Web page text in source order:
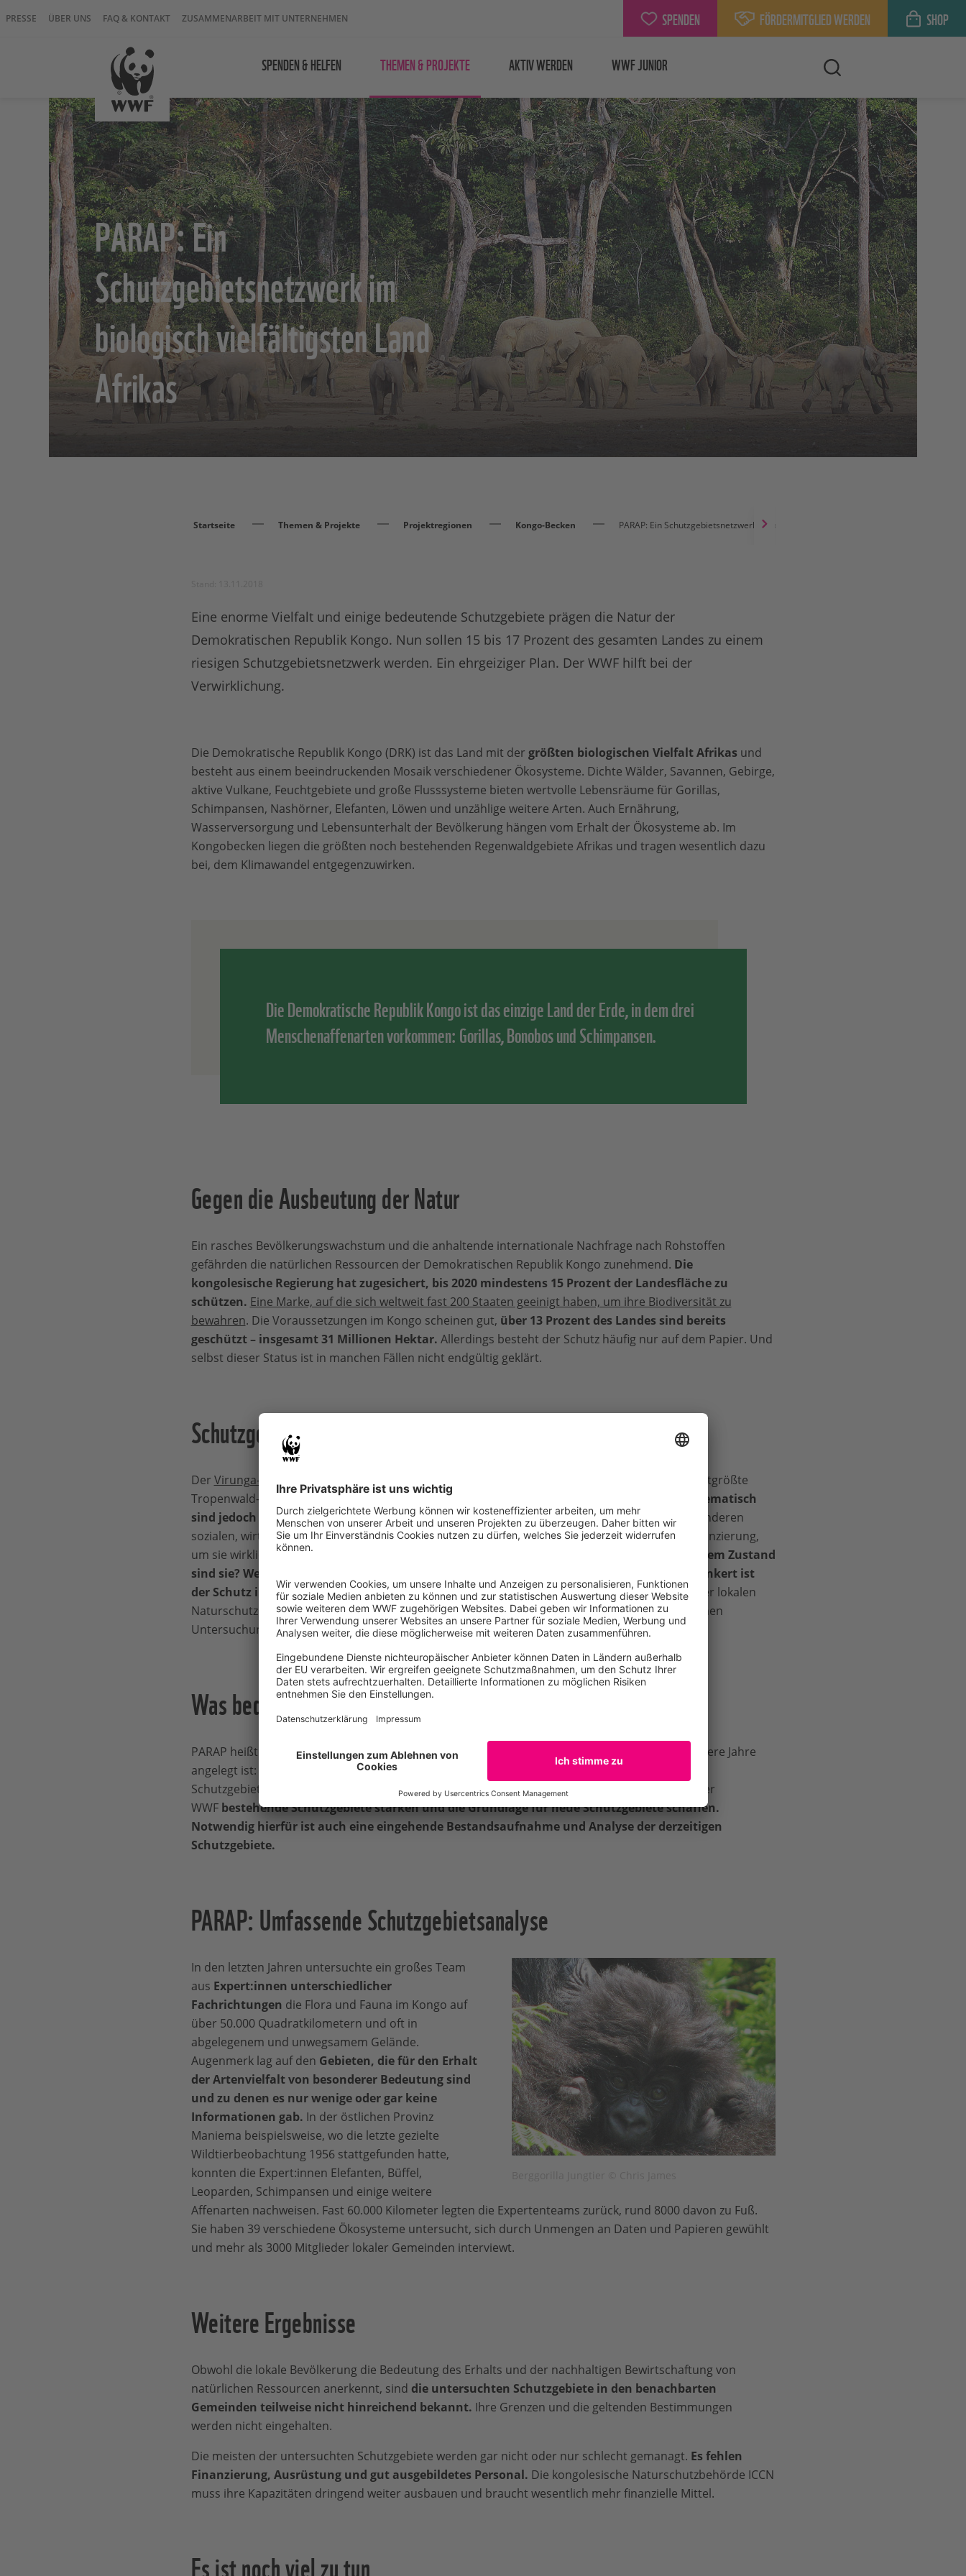
PRESSE ÜBER UNS FAQ & KONTAKT ZUSAMMENARBEIT MIT UNTERNEHMEN SPENDEN FÖRDERMITGLIED WERDEN SHOP
SPENDEN & HELFEN THEMEN & PROJEKTE AKTIV WERDEN WWF JUNIOR
PARAP: Ein
Schutzgebietsnetzwerk im
biologisch vielfältigsten Land
Afrikas
Startseite Themen & Projekte Projektregionen Kongo-Becken PARAP: Ein Schutzgebietsnetzwerk im biologisch vielfältigsten Land Afrikas
Eine enorme Vielfalt und einige bedeutende Schutzgebiete prägen die Natur der
Demokratischen Republik Kongo. Nun sollen 15 bis 17 Prozent des gesamten Landes zu einem
riesigen Schutzgebietsnetzwerk werden. Ein ehrgeiziger Plan. Der WWF hilft bei der
Verwirklichung.
Die Demokratische Republik Kongo (DRK) ist das Land mit der größten biologischen Vielfalt Afrikas und
besteht aus einem beeindruckenden Mosaik verschiedener Ökosysteme. Dichte Wälder, Savannen, Gebirge,
aktive Vulkane, Feuchtgebiete und große Flusssysteme bieten wertvolle Lebensräume für Gorillas,
Schimpansen, Nashörner, Elefanten, Löwen und unzählige weitere Arten. Auch Ernährung,
Wasserversorgung und Lebensunterhalt der Bevölkerung hängen vom Erhalt der Ökosysteme ab. Im
Kongobecken liegen die größten noch bestehenden Regenwaldgebiete Afrikas und tragen wesentlich dazu
bei, dem Klimawandel entgegenzuwirken.
Die Demokratische Republik Kongo ist das einzige Land der Erde, in dem drei
Menschenaffenarten vorkommen: Gorillas, Bonobos und Schimpansen.
Gegen die Ausbeutung der Natur
Ein rasches Bevölkerungswachstum und die anhaltende internationale Nachfrage nach Rohstoffen
gefährden die natürlichen Ressourcen der Demokratischen Republik Kongo zunehmend. Die
kongolesische Regierung hat zugesichert, bis 2020 mindestens 15 Prozent der Landesfläche zu
schützen. Eine Marke, auf die sich weltweit fast 200 Staaten geeinigt haben, um ihre Biodiversität zu
bewahren. Die Voraussetzungen im Kongo scheinen gut, über 13 Prozent des Landes sind bereits
geschützt – insgesamt 31 Millionen Hektar. Allerdings besteht der Schutz häufig nur auf dem Papier. Und
selbst dieser Status ist in manchen Fällen nicht endgültig geklärt.
Schutzgebiete außer Kontrolle
Der Virunga-Nationalpark
war Afrikas erster Nationalpark, der Salonga-Nationalpark ist das drittgrößte
Tropenwald-Schutzgebiet der Erde. Beide liegen in der Demokratischen Republik Kongo.
Problematisch
sind jedoch die weniger bekannten Schutzgebiete: Meist wurden sie vor Jahrzehnten unter anderen
sozialen, wirtschaftlichen und politischen Bedingungen geschaffen und ohne ausreichende Finanzierung,
um sie wirklich zu schützen.
Wo genau verlaufen die Grenzen dieser Schutzgebiete? In welchem Zustand
sind sie? Welche Wildtiere leben hier? Welcher Druck lastet heute auf ihnen? Und wie verankert ist
der Schutz im Bewusstsein der Bevölkerung?Solche Fragen klärt der WWF gemeinsam mit der lokalen
Naturschutzbehörde ICCN(Institut Congolais pour la Conservation de la Nature)in einer ausführlichen
Untersuchung.
Was bedeutet PARAP?
PARAP heißt das Großprojekt zur Schutzgebietsanalyse, das bereits 2011 startete und auf mehrere Jahre
angelegt ist:
Programme d’Appui au Réseau des Aires Protégées
– Programm zur Unterstützung des
Schutzgebietsnetzwerkes. Gemeinsam mit der kongolesischen Naturschutzbehörde ICCN will der
WWF bestehende Schutzgebiete stärken und die Grundlage für neue Schutzgebiete schaffen.
Notwendig hierfür ist auch eine eingehende Bestandsaufnahme und Analyse der derzeitigen
Schutzgebiete.
PARAP: Umfassende Schutzgebietsanalyse
In den letzten Jahren untersuchte ein großes Team
aus Expert:innen unterschiedlicher
Fachrichtungen die Flora und Fauna im Kongo auf
über 50.000 Quadratkilometern und oft in
abgelegenem und unwegsamem Gelände.
Augenmerk lag auf den Gebieten, die für den Erhalt
der Artenvielfalt von besonderer Bedeutung sind
und zu denen es nur wenige oder gar keine
Informationen gab. In der östlichen Provinz
Maniema beispielsweise, wo die letzte gezielte
Wildtierbeobachtung 1956 stattgefunden hatte,
konnten die Expert:innen Elefanten, Büffel,
Leoparden, Schimpansen und einige weitere
Affenarten nachweisen. Fast 60.000 Kilometer legten die Expertenteams zurück, rund 8000 davon zu Fuß.
Sie haben 39 verschiedene Ökosysteme untersucht, sich durch Unmengen an Daten und Papieren gewühlt
und mehr als 3000 Mitglieder lokaler Gemeinden interviewt.
Weitere Ergebnisse
Obwohl die lokale Bevölkerung die Bedeutung des Erhalts und der nachhaltigen Bewirtschaftung von
natürlichen Ressourcen anerkennt, sind die untersuchten Schutzgebiete in den benachbarten
Gemeinden teilweise nicht hinreichend bekannt. Ihre Grenzen und die geltenden Bestimmungen
werden nicht eingehalten.
Die meisten der untersuchten Schutzgebiete werden gar nicht oder nur schlecht gemanagt. Es fehlen
Finanzierung, Ausrüstung und gut ausgebildetes Personal. Die kongolesische Naturschutzbehörde ICCN
muss ihre Kapazitäten dringend weiter ausbauen und braucht wesentlich mehr finanzielle Mittel.
Es ist noch viel zu tun